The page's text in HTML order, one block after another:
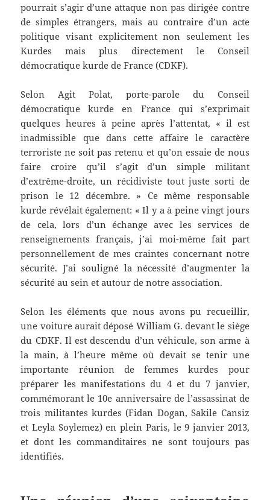
pourrait s’agir d’une attaque non pas dirigée contre
de simples étrangers, mais au contraire d’un acte
politique visant explicitement non seulement les
Kurdes mais plus directement le Conseil
démocratique kurde de France (CDKF).
Selon Agit Polat, porte-parole du Conseil
démocratique kurde en France qui s’exprimait
quelques heures à peine après l’attentat, « il est
inadmissible que dans cette affaire le caractère
terroriste ne soit pas retenu et qu’on essaie de nous
faire croire qu’il s’agit d’un simple militant
d’extrême-droite, un récidiviste tout juste sorti de
prison le 12 décembre. » Ce même responsable
kurde révélait également: « Il y a à peine vingt jours
de cela, lors d’un échange avec les services de
renseignements français, j’ai moi-même fait part
personnellement de mes craintes concernant notre
sécurité. J’ai souligné la nécessité d’augmenter la
sécurité au sein et autour de notre association.
Selon les éléments que nous avons pu recueillir,
une voiture aurait déposé William G. devant le siège
du CDKF. Il est descendu d’un véhicule, son arme à
la main, à l’heure même où devait se tenir une
importante réunion de femmes kurdes pour
préparer les manifestations du 4 et du 7 janvier,
commémorant le 10e anniversaire de l’assassinat de
trois militantes kurdes (Fidan Dogan, Sakile Cansiz
et Leyla Soylemez) en plein Paris, le 9 janvier 2013,
et dont les commanditaires ne sont toujours pas
identifiés.